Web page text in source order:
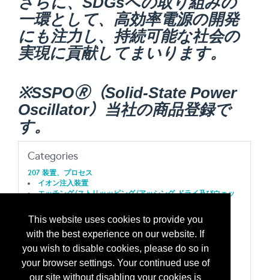
This website uses cookies to provide you
with the best experience on our website. If
you wish to disable cookies, please do so in
your browser settings. Your continued use of
our site without disabling your cookies is
一環として、高効率電源の開発
にも注力し、持続可能な社会の
実現に貢献してまいります。
※SSPO🄬（Solid-State Power
Oscillator）当社の商品登録で
す。
Categories
207 装置、プロセス
イオン注入装置
エッチング/ストリッッピング/アッシング-ドライ及びウェッ
エピタキシ装置：エピリアクター/分子ビームエピタキシ
（MBE）/原子層エピタキシ（ALE）
クリーニング/洗浄/基板乾燥装置/ファブプロセス
コート/現像/レジストプロセス/搬送装置
熱プロセス-拡散/酸化/アニール/RTA/RTP装置
積層化：化学的気相成長（ＣＶＤ）/MOCVD/ PECVD/
LPCVD/ ALD/ REALD/ MVD